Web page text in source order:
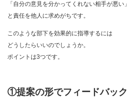
「自分の意見を分かってくれない相手が悪い」
と責任を他人に求めがちです。
このような部下を効果的に指導するには
どうしたらいいのでしょうか。
ポイントは3つです。
①提案の形でフィードバック